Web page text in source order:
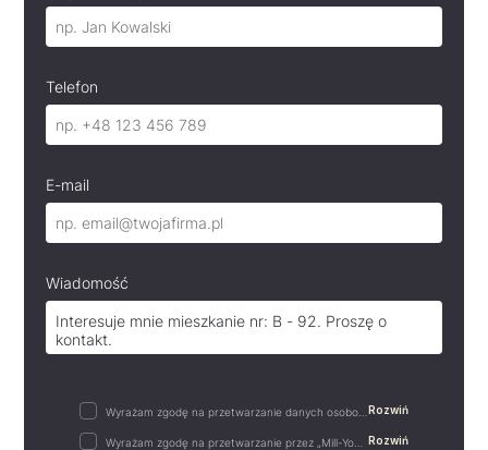
Telefon
E-mail
Wiadomość
Rozwiń
Rozwiń